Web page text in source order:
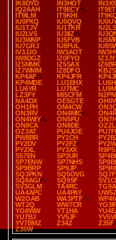
IK8DYD
IN3HOT
IQ2AAH
IT9ECY
IT9ILM
IT9KHI
IU0PXQ
IU0QVQ
IU1TJV
IU1TKR
IU2LVS
IU3IIZ
IU3WNP
IU5FVB
IU7GRJ
IU8FUL
IV3JJO
IW3AOT
IW8DGZ
IZ0FYO
IZ5MMK
IZ5SAX
IZ7WMM
IZ8DFO
KP4AF
KP4JFR
KP4MDE
LU1EHX
LU6YR
LU7MC
LZ3FY
MI5CFM
NA4DX
OE5GTE
OH1PH
OM4CW
ON3RV
ON4MIC
ON4WIY
ON5PU
ON8CA
ON8DE
OZ3AT
PU4JOE
PW8BR
PY1CH
PY2DV
PY2FZ
PY2XL
PY3XX
R9PS
S57EN
SP3UR
SP7ENW
SP7NHS
SP9BRP
SP9JP
SQ3PKN
SQ5OVG
SQ8AGI
SQ9SF
SV3GLM
TA4RC
UA4APC
UA4PAY
W2OAB
WA3PTF
WT2Q
WW7CR
YO8WW
YT1HA
YU7BJ
YV5JF
YV7BMZ
Z34Z
Z35F
Z35W